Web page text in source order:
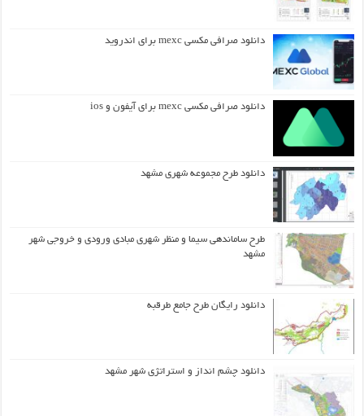
دانلود صرافی مکسی mexc برای اندروید
دانلود صرافی مکسی mexc برای آیفون و ios
دانلود طرح مجموعه شهری مشهد
طرح ساماندهی سیما و منظر شهری مبادی ورودی و خروجی شهر
مشهد
دانلود رایگان طرح جامع طرقبه
دانلود چشم انداز و استراتژی شهر مشهد